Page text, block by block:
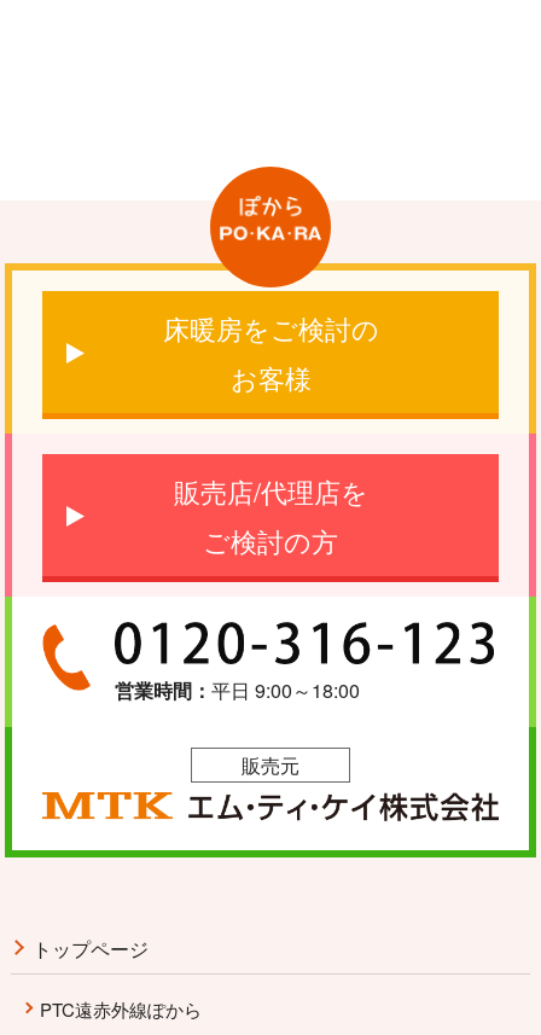
床暖房をご検討の
お客様
販売店/代理店を
ご検討の方
営業時間：平日 9:00～18:00
販売元
トップページ
PTC遠赤外線ぽから